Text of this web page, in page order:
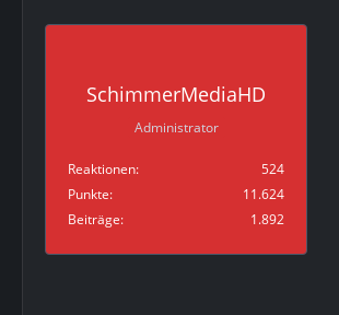
SchimmerMediaHD
Administrator
Reaktionen
524
Punkte
11.624
Beiträge
1.892